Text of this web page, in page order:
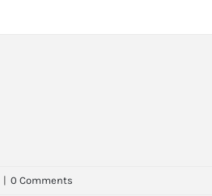
| 0 Comments